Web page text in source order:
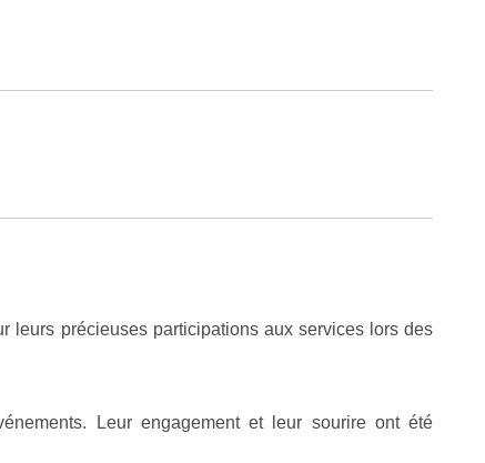
leurs précieuses participations aux services lors des
Leur engagement et leur sourire ont été